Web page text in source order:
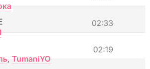
02:33
02:19
, TumaniYO